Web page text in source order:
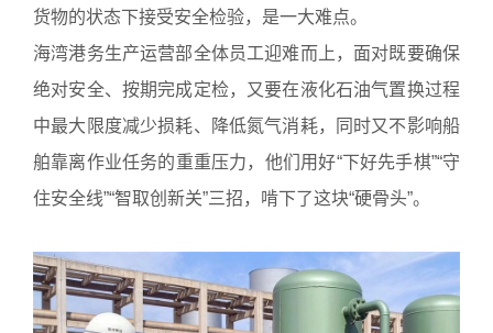
货物的状态下接受安全检验，是一大难点。
海湾港务生产运营部全体员工迎难而上，面对既要确保
绝对安全、按期完成定检，又要在液化石油气置换过程
中最大限度减少损耗、降低氮气消耗，同时又不影响船
舶靠离作业任务的重重压力，他们用好“下好先手棋”“守
住安全线”“智取创新关”三招，啃下了这块“硬骨头”。